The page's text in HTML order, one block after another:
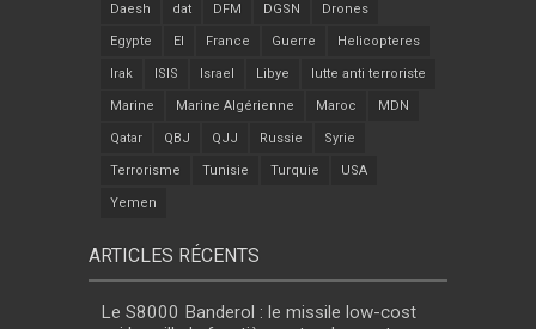
Daesh dat DFM DGSN Drones
Egypte EI France Guerre Helicopteres
Irak ISIS Israel Libye lutte anti terroriste
Marine Marine Algérienne Maroc MDN
Qatar QBJ QJJ Russie Syrie
Terrorisme Tunisie Turquie USA
Yemen
ARTICLES RÉCENTS
Le S8000 Banderol : le missile low-cost